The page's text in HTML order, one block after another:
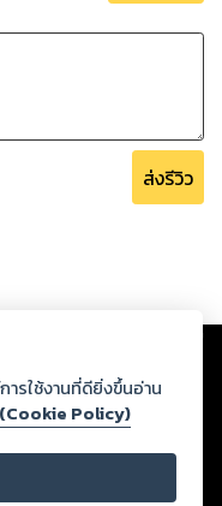
ส่งรีวิว
รากฏว่าละเมิดสิทธิใน
ยและศีลธรรม ดังนั้น ผู้อ่าน
นเอง และหากท่านพบว่าส่วน
ายังบริษัท เพื่อทีมงานจะได้
ขสิทธิ์ตามพระราชบัญญัติ
ารใช้งานที่ดียิ่งขึ้นอ่าน
Policy)